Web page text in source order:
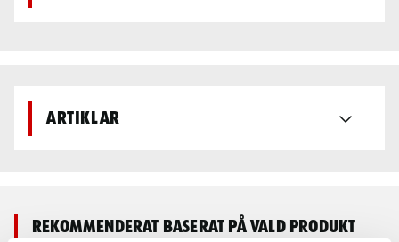
Artiklar
Rekommenderat baserat på vald produkt